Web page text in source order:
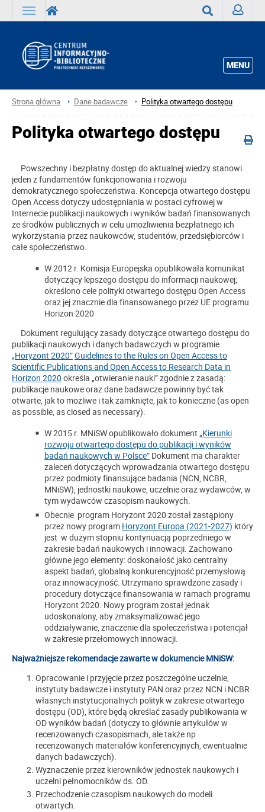
MENU
Strona główna Dane badawcze Polityka otwartego dostępu
Polityka otwartego dostępu
Powszechny i bezpłatny dostęp do aktualnej wiedzy stanowi
jeden z fundamentów funkcjonowania i rozwoju
demokratycznego społeczeństwa. Koncepcja otwartego dostępu
Open Access dotyczy udostępniania w postaci cyfrowej w
Internecie publikacji naukowych i wyników badań finansowanych
ze środków publicznych w celu umożliwienia bezpłatnego ich
wykorzystania przez naukowców, studentów, przedsiębiorców i
całe społeczeństwo.
W 2012 r. Komisja Europejska opublikowała komunikat
dotyczący lepszego dostępu do informacji naukowej;
określono cele polityki otwartego dostępu Open Access
oraz jej znacznie dla finansowanego przez UE programu
Horizon 2020
Dokument regulujący zasady dotyczące otwartego dostępu do
publikacji naukowych i danych badawczych w programie
„Horyzont 2020”Guidelines to the Rules on Open Access to
Scientific Publications and Open Access to Research Data in
Horizon 2020 określa „otwieranie nauki” zgodnie z zasadą:
publikacje naukowe oraz dane badawcze powinny być tak
otwarte, jak to możliwe i tak zamknięte, jak to konieczne (as open
as possible, as closed as necessary).
W 2015 r. MNiSW opublikowało dokument „Kierunki
rozwoju otwartego dostępu do publikacji i wyników
badań naukowych w Polsce” Dokument ma charakter
zaleceń dotyczących wprowadzania otwartego dostępu
przez podmioty finansujące badania (NCN, NCBR,
MNiSW), jednostki naukowe, uczelnie oraz wydawców, w
tym wydawców czasopism naukowych.
Obecnie program Horyzont 2020 został zastąpiony
przez nowy program Horyzont Europa (2021-2027) który
jest w dużym stopniu kontynuacją poprzedniego w
zakresie badań naukowych i innowacji. Zachowano
główne jego elementy: doskonałość jako centralny
aspekt badań, globalną konkurencyjność przemysłową
oraz innowacyjność. Utrzymano sprawdzone zasady i
procedury dotyczące finansowania w ramach programu
Horyzont 2020. Nowy program został jednak
udoskonalony, aby zmaksymalizować jego
oddziaływanie, znaczenie dla społeczeństwa i potencjał
w zakresie przełomowych innowacji.
Najważniejsze rekomendacje zawarte w dokumencie MNiSW:
Opracowanie i przyjęcie przez poszczególne uczelnie,
instytuty badawcze i instytuty PAN oraz przez NCN i NCBR
własnych instytucjonalnych polityk w zakresie otwartego
dostępu (OD), które będą określać zasady publikowania w
OD wyników badań (dotyczy to głównie artykułów w
recenzowanych czasopismach, ale także np
recenzowanych materiałów konferencyjnych, ewentualnie
danych badawczych).
Wyznaczenie przez kierowników jednostek naukowych i
uczelni pełnomocników ds. OD.
Przechodzenie czasopism naukowych do modeli
otwartych.